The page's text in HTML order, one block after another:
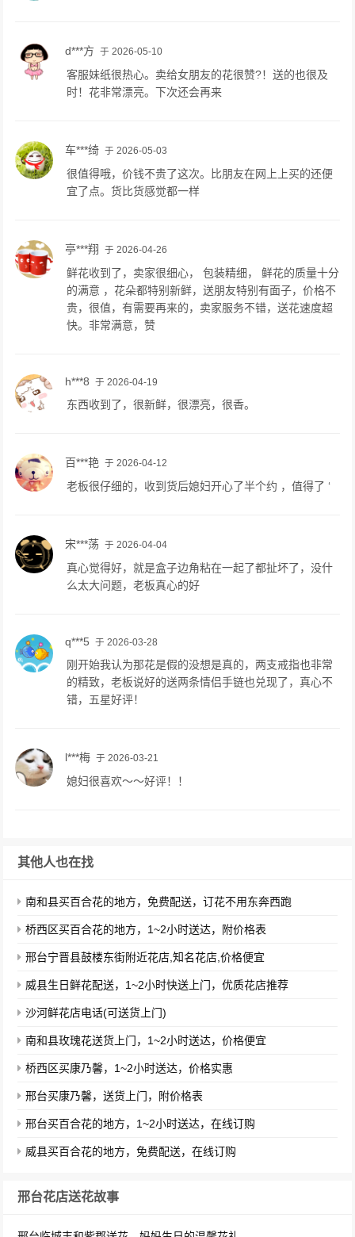
d***方 于 2026-05-10
客服妹纸很热心。卖给女朋友的花很赞?！送的也很及
时！花非常漂亮。下次还会再来
车***绮 于 2026-05-03
很值得哦，价钱不贵了这次。比朋友在网上上买的还便
宜了点。货比货感觉都一样
亭***翔 于 2026-04-26
鲜花收到了，卖家很细心， 包装精细， 鲜花的质量十分
的满意 ，花朵都特别新鲜，送朋友特别有面子，价格不
贵，很值，有需要再来的，卖家服务不错，送花速度超
快。非常满意，赞
h***8 于 2026-04-19
东西收到了，很新鲜，很漂亮，很香。
百***艳 于 2026-04-12
老板很仔细的，收到货后媳妇开心了半个约 ，值得了 ‘
宋***荡 于 2026-04-04
真心觉得好，就是盒子边角粘在一起了都扯坏了，没什
么太大问题，老板真心的好
q***5 于 2026-03-28
刚开始我认为那花是假的没想是真的，两支戒指也非常
的精致，老板说好的送两条情侣手链也兑现了，真心不
错，五星好评！
l***梅 于 2026-03-21
媳妇很喜欢～～好评！！
其他人也在找
南和县买百合花的地方，免费配送，订花不用东奔西跑
桥西区买百合花的地方，1~2小时送达，附价格表
邢台宁晋县鼓楼东街附近花店,知名花店,价格便宜
威县生日鲜花配送，1~2小时快送上门，优质花店推荐
沙河鲜花店电话(可送货上门)
南和县玫瑰花送货上门，1~2小时送达，价格便宜
桥西区买康乃馨，1~2小时送达，价格实惠
邢台买康乃馨，送货上门，附价格表
邢台买百合花的地方，1~2小时送达，在线订购
威县买百合花的地方，免费配送，在线订购
邢台花店送花故事